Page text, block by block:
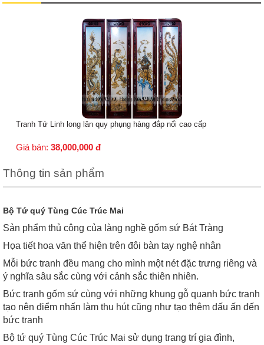
Tranh Tứ Linh long lân quy phụng hàng đắp nổi cao cấp
Giá bán: 38,000,000 đ
Thông tin sản phẩm
Bộ Tứ quý Tùng Cúc Trúc Mai
Sản phẩm thủ công của làng nghề gốm sứ Bát Tràng
Họa tiết hoa văn thể hiện trên đôi bàn tay nghệ nhân
Mỗi bức tranh đều mang cho mình một nét đặc trưng riêng và
ý nghĩa sâu sắc cùng với cảnh sắc thiên nhiên.
Bức tranh gốm sứ cùng với những khung gỗ quanh bức tranh
tạo nên điểm nhấn làm thu hút cũng như tạo thêm dấu ấn đến
bức tranh
Bộ tứ quý Tùng Cúc Trúc Mai sử dụng trang trí gia đình,